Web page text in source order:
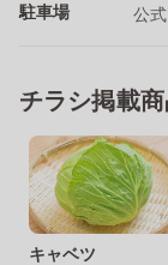
駐車場 公
チラシ掲載
キャベツ